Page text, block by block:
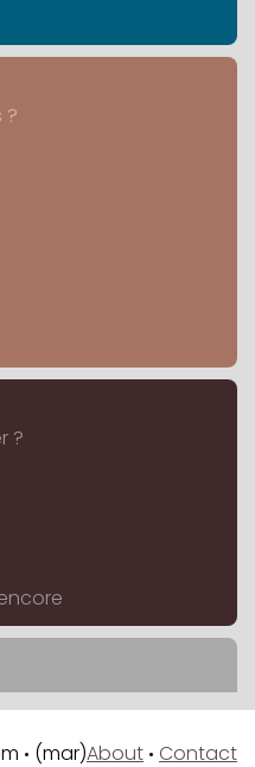
?
?
• (mar)About • Contact